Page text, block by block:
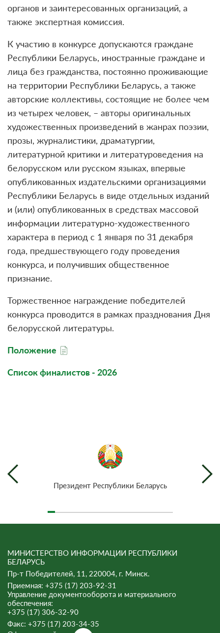
органов и заинтересованных организаций, а
также экспертная комиссия.
К участию в конкурсе допускаются граждане
Республики Беларусь, иностранные граждане и
лица без гражданства, постоянно проживающие
на территории Республики Беларусь, а также
авторские коллективы, состоящие не более чем
из четырех человек, – авторы оригинальных
художественных произведений в жанрах поэзии,
прозы, журналистики, драматургии,
литературной критики и литературоведения на
белорусском или русском языках, впервые
опубликованных издательскими организациями
Республики Беларусь в виде отдельных изданий
и (или) опубликованных в средствах массовой
информации литературно-художественного
характера в период с 1 января по 31 декабря
года, предшествующего году проведения
конкурса, и получивших общественное
признание.
Торжественное награждение победителей
конкурса проводится в рамках празднования Дня
белорусской литературы.
Положение
Список финалистов - 2026
Президент Республики Беларусь
МИНИСТЕРСТВО ИНФОРМАЦИИ РЕСПУБЛИКИ
БЕЛАРУСЬ
Пр-т Победителей, 11, 220004, г. Минск.
Приемная: +375 (17) 203-92-31
Управление документооборота и материального
обеспечения:
+375 (17) 306-32-90
Факс: +375 (17) 203-34-35